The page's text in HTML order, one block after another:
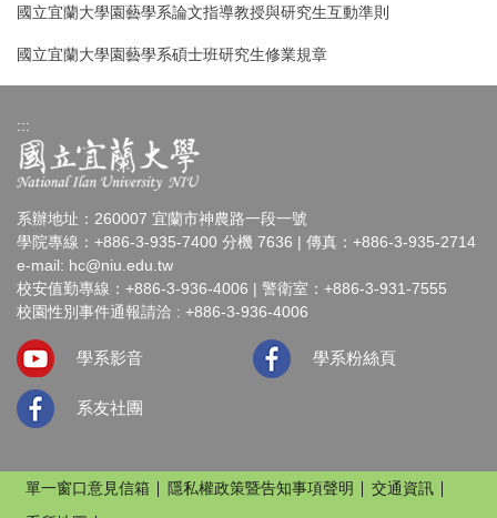
國立宜蘭大學園藝學系論文指導教授與研究生互動準則
國立宜蘭大學園藝學系碩士班研究生修業規章
:::
系辦地址：260007 宜蘭市神農路一段一號
學院專線：+886-3-935-7400 分機 7636 | 傳真：+886-3-935-2714
e-mail: hc@niu.edu.tw
校安值勤專線：+886-3-936-4006 | 警衛室：+886-3-931-7555
校園性別事件通報請洽 : +886-3-936-4006
學系影音 學系粉絲頁
系友社團
單一窗口意見信箱 隱私權政策暨告知事項聲明
交通資訊